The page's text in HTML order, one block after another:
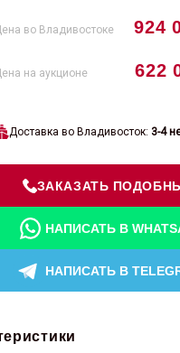
924
во Владивостоке
622
на аукционе
Доставка во Владивосток: 3-4
ЗАКАЗАТЬ
НАПИСАТЬ В
НАПИСАТЬ В